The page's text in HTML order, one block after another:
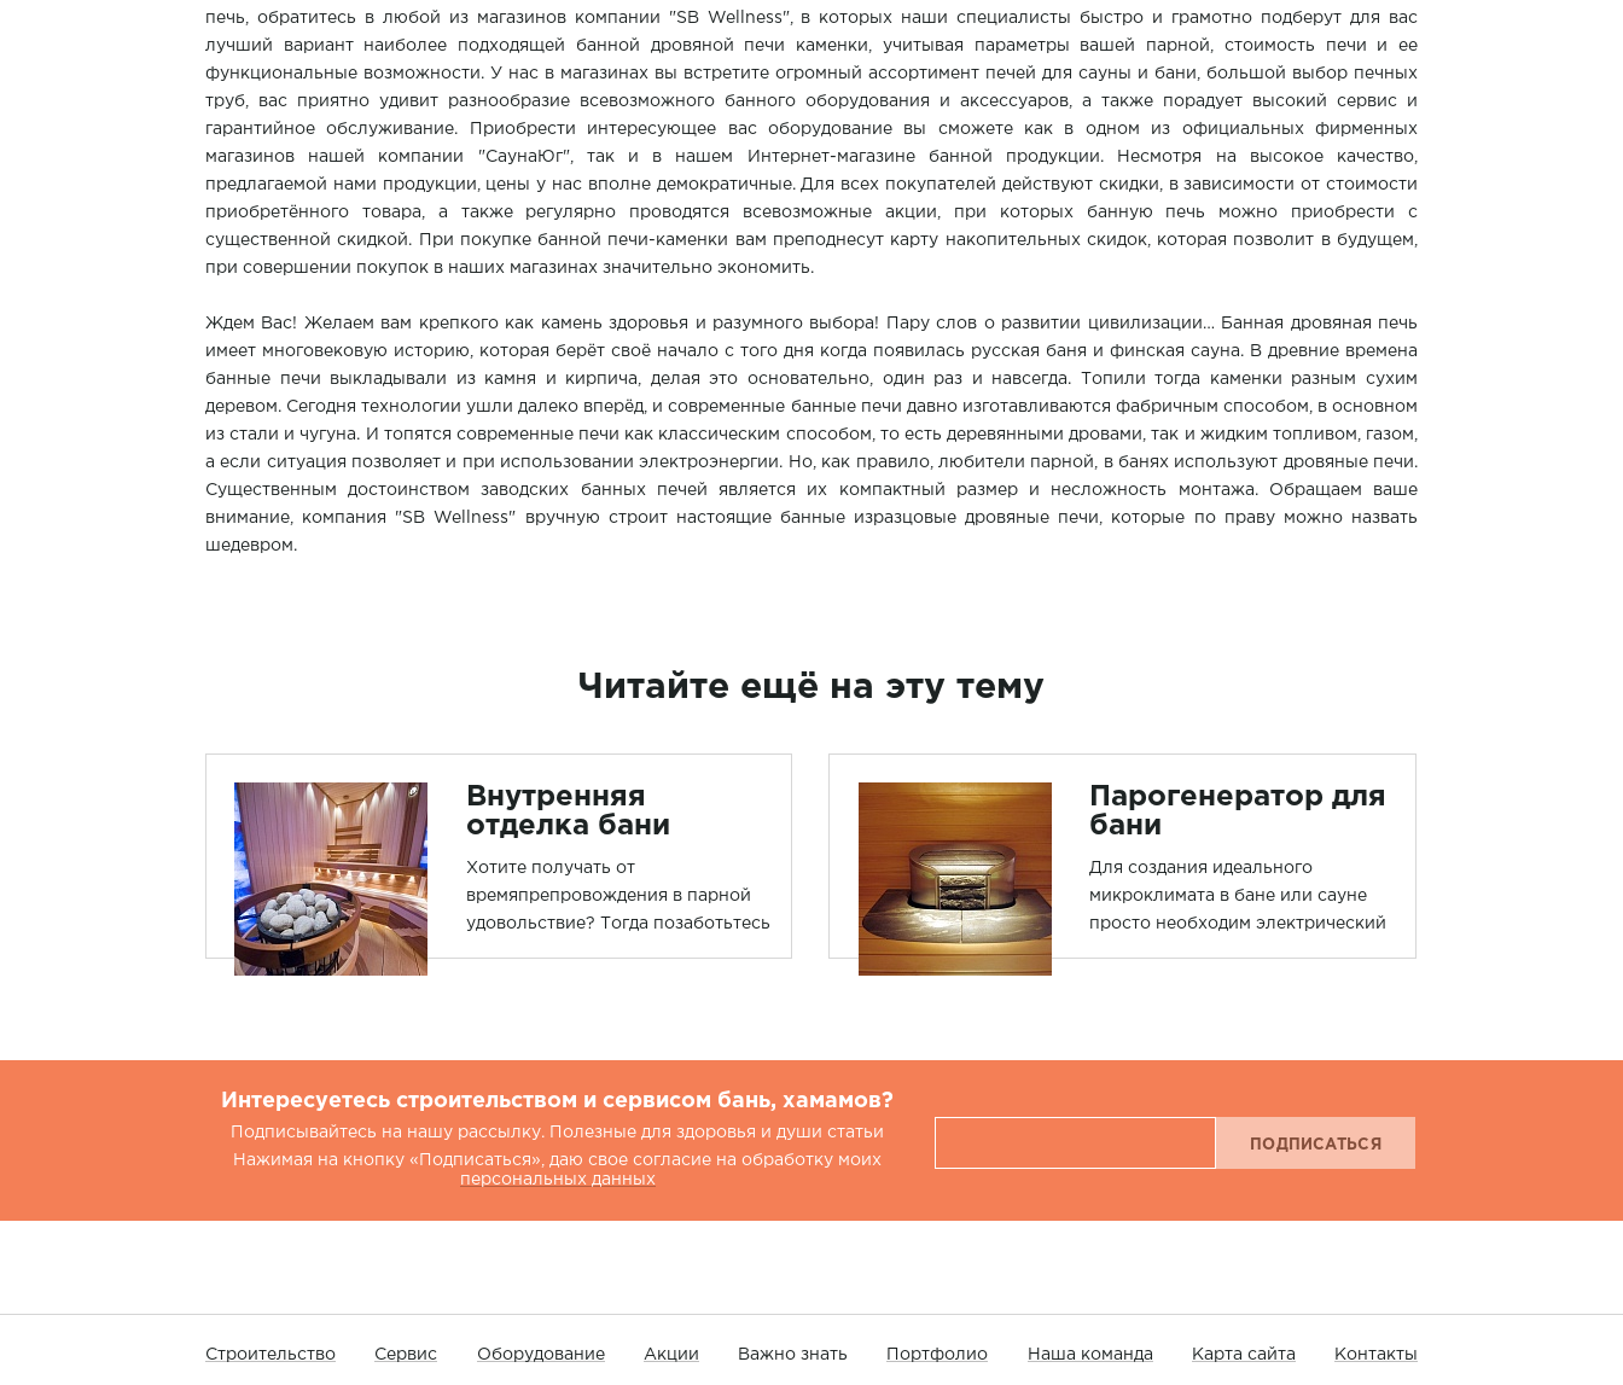
печь, обратитесь в любой из магазинов компании "SB Wellness", в которых наши специалисты быстро и грамотно подберут для вас
лучший вариант наиболее подходящей банной дровяной печи каменки, учитывая параметры вашей парной, стоимость печи и ее
функциональные возможности. У нас в магазинах вы встретите огромный ассортимент печей для сауны и бани, большой выбор печных
труб, вас приятно удивит разнообразие всевозможного банного оборудования и аксессуаров, а также порадует высокий сервис и
гарантийное обслуживание. Приобрести интересующее вас оборудование вы сможете как в одном из официальных фирменных
магазинов нашей компании "СаунаЮг", так и в нашем Интернет-магазине банной продукции. Несмотря на высокое качество,
предлагаемой нами продукции, цены у нас вполне демократичные. Для всех покупателей действуют скидки, в зависимости от стоимости
приобретённого товара, а также регулярно проводятся всевозможные акции, при которых банную печь можно приобрести с
существенной скидкой. При покупке банной печи-каменки вам преподнесут карту накопительных скидок, которая позволит в будущем,
при совершении покупок в наших магазинах значительно экономить.
Ждем Вас! Желаем вам крепкого как камень здоровья и разумного выбора! Пару слов о развитии цивилизации… Банная дровяная печь
имеет многовековую историю, которая берёт своё начало с того дня когда появилась русская баня и финская сауна. В древние времена
банные печи выкладывали из камня и кирпича, делая это основательно, один раз и навсегда. Топили тогда каменки разным сухим
деревом. Сегодня технологии ушли далеко вперёд, и современные банные печи давно изготавливаются фабричным способом, в основном
из стали и чугуна. И топятся современные печи как классическим способом, то есть деревянными дровами, так и жидким топливом, газом,
а если ситуация позволяет и при использовании электроэнергии. Но, как правило, любители парной, в банях используют дровяные печи.
Существенным достоинством заводских банных печей является их компактный размер и несложность монтажа. Обращаем ваше
внимание, компания "SB Wellness" вручную строит настоящие банные изразцовые дровяные печи, которые по праву можно назвать
шедевром.
Читайте ещё на эту тему
Внутренняя
отделка бани
Хотите получать от
времяпрепровождения в парной
удовольствие? Тогда позаботьтесь
Парогенератор для
бани
Для создания идеального
микроклимата в бане или сауне
просто необходим электрический
Интересуетесь строительством и сервисом бань, хамамов?
Подписывайтесь на нашу рассылку. Полезные для здоровья и души статьи
Нажимая на кнопку «Подписаться», даю свое согласие на обработку моих
персональных данных
ПОДПИСАТЬСЯ
Строительство Сервис Оборудование Акции Важно знать Портфолио Наша команда Карта сайта Контакты